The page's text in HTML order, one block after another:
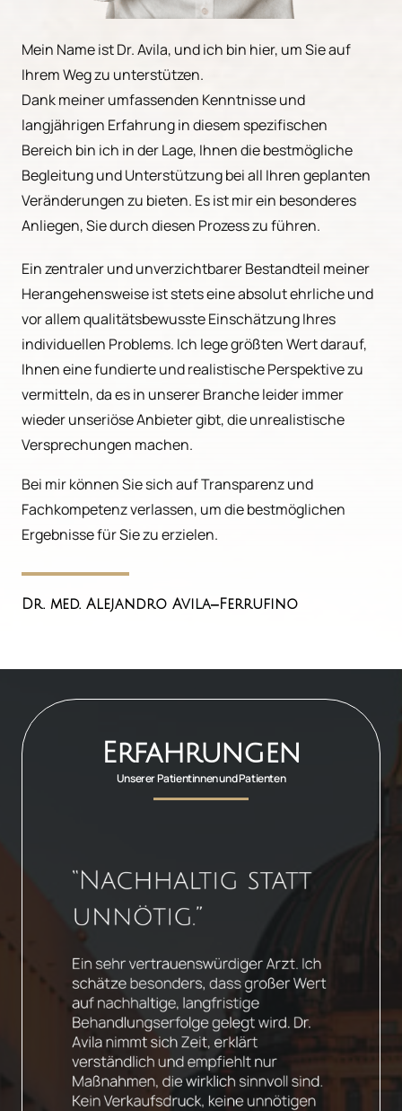
Mein Name ist Dr. Avila, und ich bin hier, um Sie auf
Ihrem Weg zu unterstützen.
Dank meiner umfassenden Kenntnisse und
langjährigen Erfahrung in diesem spezifischen
Bereich bin ich in der Lage, Ihnen die bestmögliche
Begleitung und Unterstützung bei all Ihren geplanten
Veränderungen zu bieten. Es ist mir ein besonderes
Anliegen, Sie durch diesen Prozess zu führen.
Ein zentraler und unverzichtbarer Bestandteil meiner
Herangehensweise ist stets eine absolut ehrliche und
vor allem qualitätsbewusste Einschätzung Ihres
individuellen Problems. Ich lege größten Wert darauf,
Ihnen eine fundierte und realistische Perspektive zu
vermitteln, da es in unserer Branche leider immer
wieder unseriöse Anbieter gibt, die unrealistische
Versprechungen machen.
Bei mir können Sie sich auf Transparenz und
Fachkompetenz verlassen, um die bestmöglichen
Ergebnisse für Sie zu erzielen.
Dr. med. Alejandro Avila‒Ferrufino
Erfahrungen
Unserer Patientinnen und Patienten